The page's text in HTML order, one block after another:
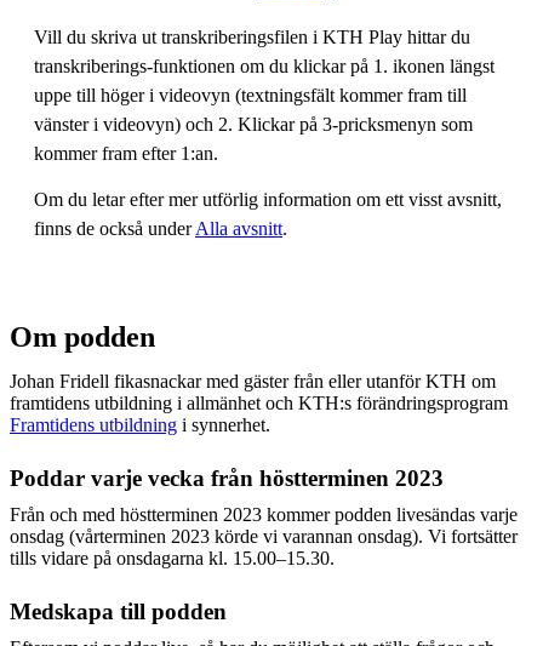
Vill du skriva ut transkriberingsfilen i KTH Play hittar du
transkriberings-funktionen om du klickar på 1. ikonen längst
uppe till höger i videovyn (textningsfält kommer fram till
vänster i videovyn) och 2. Klickar på 3-pricksmenyn som
kommer fram efter 1:an.
Om du letar efter mer utförlig information om ett visst avsnitt,
finns de också underAlla avsnitt.
Om podden
Johan Fridell fikasnackar med gäster från eller utanför KTH om
framtidens utbildning i allmänhet och KTH:s förändringsprogram
Framtidens utbildning i synnerhet.
Poddar varje vecka från höstterminen 2023
Från och med höstterminen 2023 kommer podden livesändas varje
onsdag (vårterminen 2023 körde vi varannan onsdag). Vi fortsätter
tills vidare på onsdagarna kl. 15.00–15.30.
Medskapa till podden